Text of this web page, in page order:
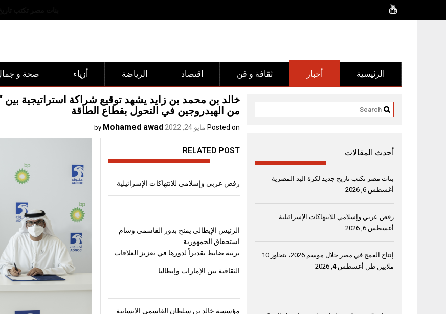
صحة و أزياء الرياضة اقتصاد ثقافة و فن أخبار الرئيسية
خالد بن محمد بن زايد يشهد توقيع شراكة استراتيجية بين
من الهيدروجين في التحول بقطاع الطاقة
Posted on مايو 24, 2022 by
Mohamed awad
RELATED POST
رفض عربي وإسلامي للانتهاكات الإسرائيلية
الرئيس الإيطالي يمنح بدور القاسمي وسام
استحقاق الجمهورية
برتبة ضابط تقديراً لدورها في تعزيز العلاقات
الثقافية بين الإمارات وإيطاليا
مؤسسة خالد بن سلطان القاسمي الإنسانية
أحدث المقالات
بنات مصر تكتب تاريخ جديد لكرة اليد المصرية
أغسطس 6, 2026
رفض عربي وإسلامي للانتهاكات الإسرائيلية
أغسطس 6, 2026
إنتاج القمح في مصر خلال موسم 2026، يتجاوز 10
ملايين طن أغسطس 4, 2026